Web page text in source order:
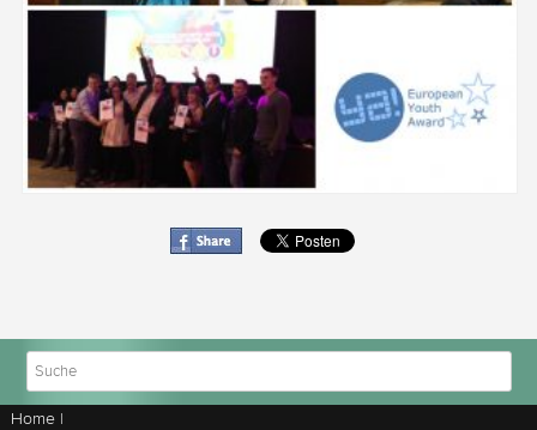
Home|